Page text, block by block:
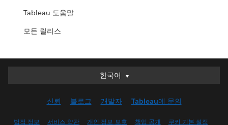
Tableau 도움말
모든 릴리스
한국어
한국어
English (UK)
신뢰 블로그 개발자 Tableau에 문의
법적 정보 서비스 약관 개인 정보 보호 책임 공개 쿠키 기본 설정